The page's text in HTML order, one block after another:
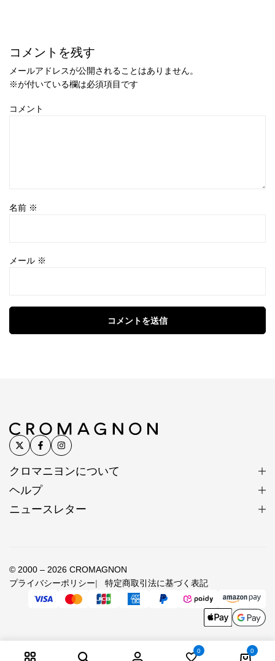
コメントを残す
メールアドレスが公開されることはありません。
※が付いている欄は必須項目です
コメント
名前 ※
メール ※
コメントを送信
クロマニヨンについて
ヘルプ
ニュースレター
© 2000 – 2026 CROMAGNON
プライバシーポリシー
特定商取引法に基づく表記
0 0